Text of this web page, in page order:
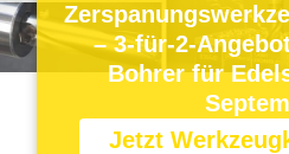
– 3-für-2-
Bohrer für
Jetzt